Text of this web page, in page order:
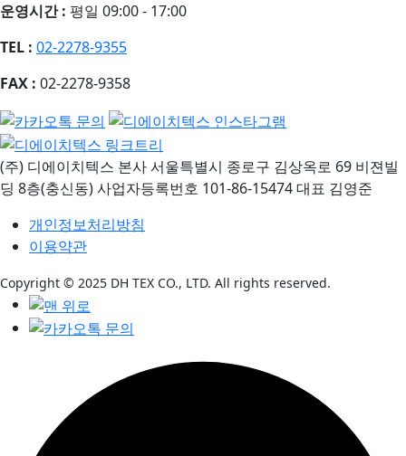
운영시간 : 평일 09:00 - 17:00
TEL : 02-2278-9355
FAX : 02-2278-9358
(주) 디에이치텍스 본사서울특별시 종로구 김상옥로 69 비젼빌
딩 8층(충신동)사업자등록번호 101-86-15474대표 김영준
개인정보처리방침
이용약관
Copyright © 2025 DH TEX CO., LTD. All rights reserved.